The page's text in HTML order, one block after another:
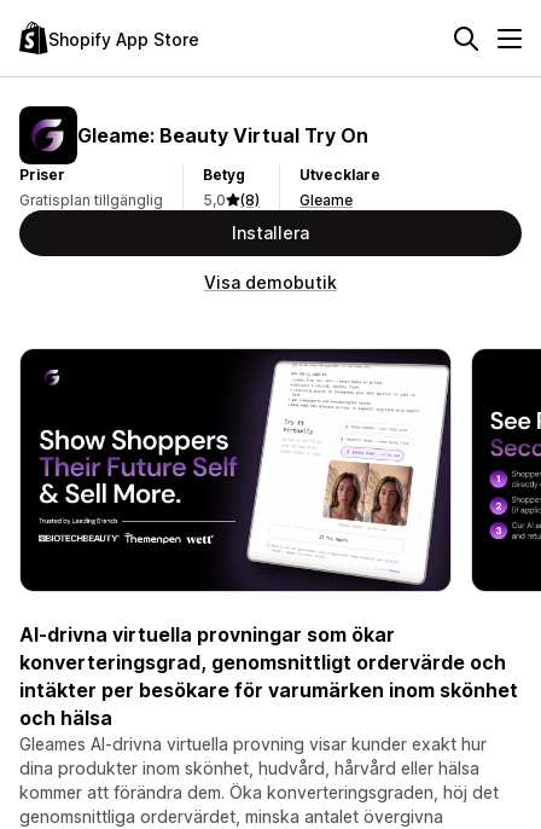
Shopify App Store
Gleame: Beauty Virtual Try On
Priser
Gratisplan tillgänglig
Betyg
5,0
(8)
Utvecklare
Gleame
Installera
Visa demobutik
AI-drivna virtuella provningar som ökar
konverteringsgrad, genomsnittligt ordervärde och
intäkter per besökare för varumärken inom skönhet
och hälsa
Gleames AI-drivna virtuella provning visar kunder exakt hur
dina produkter inom skönhet, hudvård, hårvård eller hälsa
kommer att förändra dem. Öka konverteringsgraden, höj det
genomsnittliga ordervärdet, minska antalet övergivna